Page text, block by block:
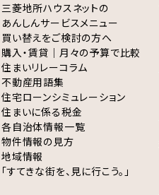
三菱地所ハウスネットの
あんしんサービスメニュー
買い替えをご検討の方へ
購入・賃貸｜月々の予算で比較
住まいリレーコラム
不動産用語集
住宅ローンシミュレーション
住まいに係る税金
各自治体情報一覧
物件情報の見方
地域情報
「すてきな街を、見に行こう。」